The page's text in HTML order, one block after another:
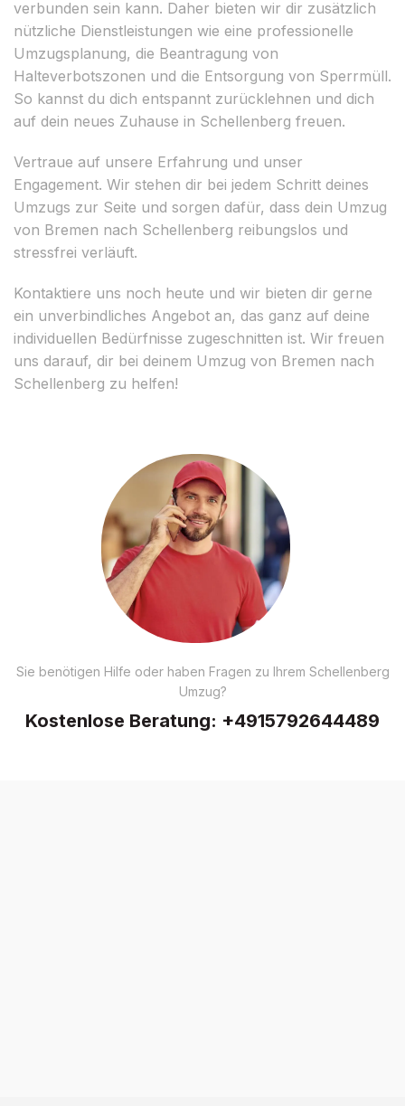
verbunden sein kann. Daher bieten wir dir zusätzlich
nützliche Dienstleistungen wie eine professionelle
Umzugsplanung, die Beantragung von
Halteverbotszonen und die Entsorgung von Sperrmüll.
So kannst du dich entspannt zurücklehnen und dich
auf dein neues Zuhause in Schellenberg freuen.
Vertraue auf unsere Erfahrung und unser
Engagement. Wir stehen dir bei jedem Schritt deines
Umzugs zur Seite und sorgen dafür, dass dein Umzug
von Bremen nach Schellenberg reibungslos und
stressfrei verläuft.
Kontaktiere uns noch heute und wir bieten dir gerne
ein unverbindliches Angebot an, das ganz auf deine
individuellen Bedürfnisse zugeschnitten ist. Wir freuen
uns darauf, dir bei deinem Umzug von Bremen nach
Schellenberg zu helfen!
Sie benötigen Hilfe oder haben Fragen zu Ihrem Schellenberg
Umzug?
Kostenlose Beratung: +4915792644489